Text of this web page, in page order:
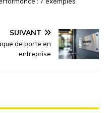
SUIVANT
de porte en
entreprise